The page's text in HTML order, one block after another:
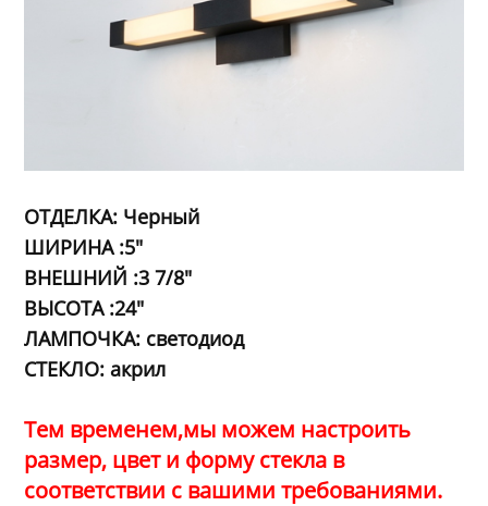
ОТДЕЛКА: Черный
ШИРИНА :5"
ВНЕШНИЙ :3 7/8"
ВЫСОТА :24"
ЛАМПОЧКА: светодиод
СТЕКЛО: акрил
Тем временем,мы можем настроить
размер, цвет и форму стекла в
соответствии с вашими требованиями.